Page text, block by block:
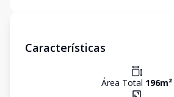
Características
Área Total 196m²